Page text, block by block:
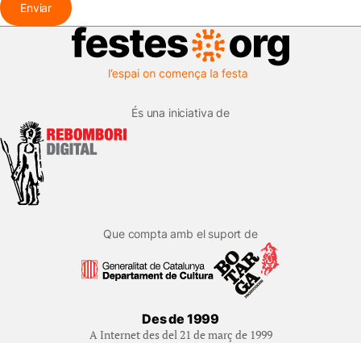
Enviar
És una iniciativa de
Que compta amb el suport de
Des de 1999
A Internet des del 21 de març de 1999